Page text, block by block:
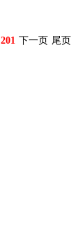
201 下一页 尾页